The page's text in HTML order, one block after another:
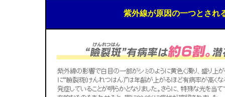
紫外線が原因の一つとさ